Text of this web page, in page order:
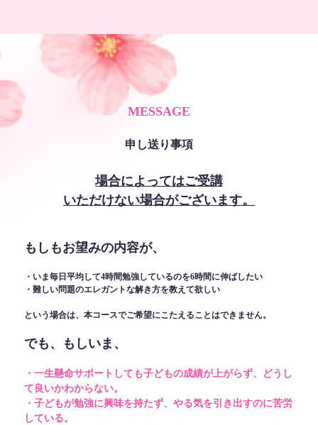
MESSAGE
申し送り事項
場合によってはご受講
いただけない場合がございます。
もしもお望みの内容が、
・いま毎日平均して4時間勉強しているのを6時間に伸ばしたい
・難しい問題のエレガントな解き方を教えて欲しい
という場合は、本コースでご希望にこたえることはできません。
でも、もしいま、
・一生懸命サポートしても子どもの成績が上がらず、どうし
て良いかわからない。
・子どもが勉強に興味を持たず、やる気を引き出すのに苦労
している。